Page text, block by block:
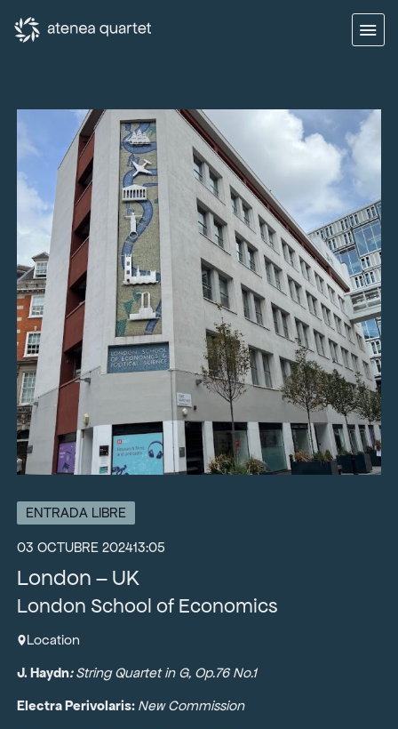
ENTRADA LIBRE
03 OCTUBRE 202413:05
London – UK
London School of Economics
Location
J. Haydn:String Quartet in G, Op.76 No.1
Electra Perivolaris: New Commission